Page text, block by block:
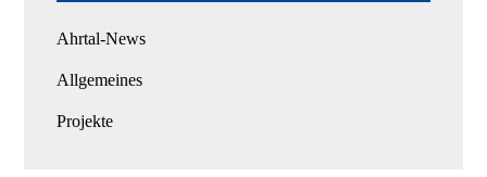
Ahrtal-News
Allgemeines
Projekte